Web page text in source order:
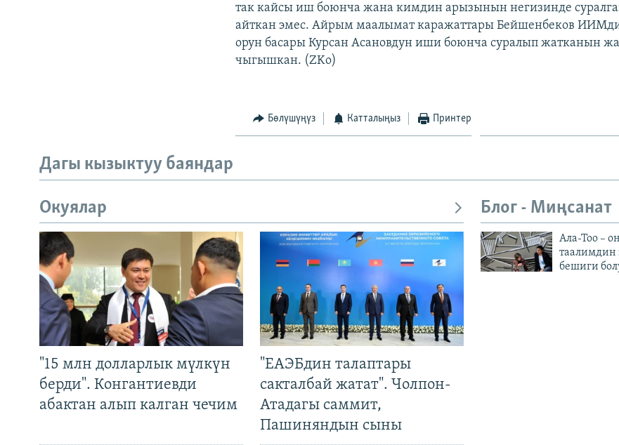
так кайсы иш боюнча жана кимдин арызынын негизинде
айткан эмес. Айрым маалымат каражаттары Бейшенбеков
орун басары Курсан Асановдун иши боюнча суралып жатканын
чыгышкан. (ZKo)
Бөлүшүңүз Катталыңыз Принтер
Дагы кызыктуу баяндар
Окуялар
"15 млн долларлык мүлкүн
берди". Конгантиевди
абактан алып калган чечим
"ЕАЭБдин талаптары
сакталбай жатат". Чолпон-
Атадагы саммит,
Пашиняндын сыны
Блог - Миңсанат
Ала-Тоо –
таалимдин
бешиги